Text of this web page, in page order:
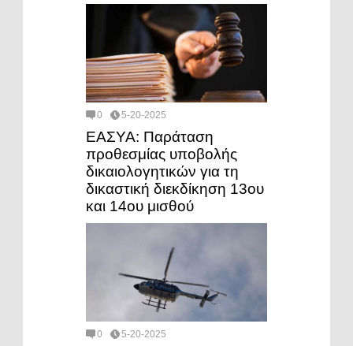
0 5-20-2025
ΕΑΣΥΑ: Παράταση
προθεσμίας υποβολής
δικαιολογητικών για τη
δικαστική διεκδίκηση 13ου
και 14ου μισθού
0 5-20-2025